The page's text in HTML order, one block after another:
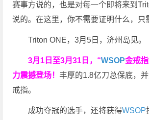
赛事方说的，也是对每一个即将来到
说的。在这里，你不需要证明什么，只
Triton ONE，3月5日，济州岛见。
3月1日至3月31日，“WSOP金戒
力震撼登场！丰厚的1.8亿刀总保底，
戒指。
成功夺冠的选手，还将获得WSOP